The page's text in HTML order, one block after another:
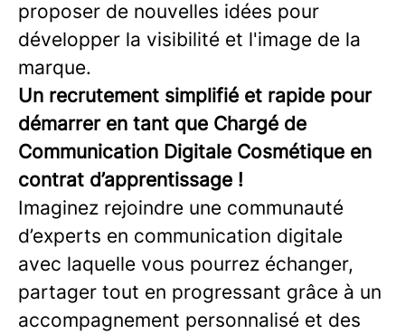
proposer de nouvelles idées pour
développer la visibilité et l'image de la
marque.
Un recrutement simplifié et rapide pour
démarrer en tant que Chargé de
Communication Digitale Cosmétique en
contrat d’apprentissage !
Imaginez rejoindre une communauté
d’experts en communication digitale
avec laquelle vous pourrez échanger,
partager tout en progressant grâce à un
accompagnement personnalisé et des